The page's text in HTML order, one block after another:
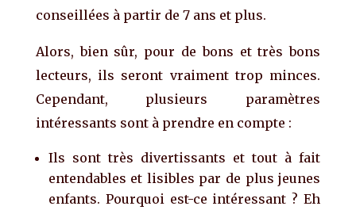
conseillées à partir de 7 ans et plus.
Alors, bien sûr, pour de bons et très bons
lecteurs, ils seront vraiment trop minces.
Cependant, plusieurs paramètres
intéressants sont à prendre en compte :
Ils sont très divertissants et tout à fait
entendables et lisibles par de plus jeunes
enfants. Pourquoi est-ce intéressant ? Eh